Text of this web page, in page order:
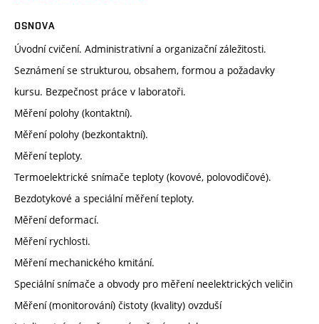
OSNOVA
Úvodní cvičení. Administrativní a organizační záležitosti.
Seznámení se strukturou, obsahem, formou a požadavky
kursu. Bezpečnost práce v laboratoři.
Měření polohy (kontaktní).
Měření polohy (bezkontaktní).
Měření teploty.
Termoelektrické snímače teploty (kovové, polovodičové).
Bezdotykové a speciální měření teploty.
Měření deformací.
Měření rychlosti.
Měření mechanického kmitání.
Speciální snímače a obvody pro měření neelektrických veličin
Měření (monitorování) čistoty (kvality) ovzduší